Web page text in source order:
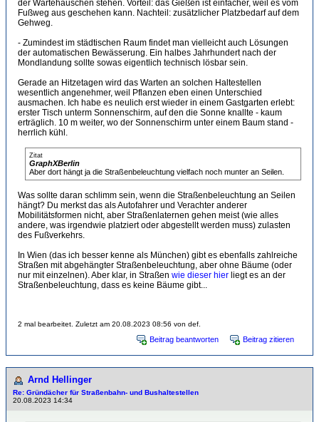
der Wartehäuschen stehen. Vorteil: das Gießen ist einfacher, weil es vom
Fußweg aus geschehen kann. Nachteil: zusätzlicher Platzbedarf auf dem
Gehweg.
- Zumindest im städtischen Raum findet man vielleicht auch Lösungen
der automatischen Bewässerung. Ein halbes Jahrhundert nach der
Mondlandung sollte sowas eigentlich technisch lösbar sein.
Gerade an Hitzetagen wird das Warten an solchen Haltestellen
wesentlich angenehmer, weil Pflanzen eben einen Unterschied
ausmachen. Ich habe es neulich erst wieder in einem Gastgarten erlebt:
erster Tisch unterm Sonnenschirm, auf den die Sonne knallte - kaum
erträglich. 10 m weiter, wo der Sonnenschirm unter einem Baum stand -
herrlich kühl.
Zitat
GraphXBerlin
Aber dort hängt ja die Straßenbeleuchtung vielfach noch munter an Seilen.
Was sollte daran schlimm sein, wenn die Straßenbeleuchtung an Seilen
hängt? Du merkst das als Autofahrer und Verachter anderer
Mobilitätsformen nicht, aber Straßenlaternen gehen meist (wie alles
andere, was irgendwie platziert oder abgestellt werden muss) zulasten
des Fußverkehrs.
In Wien (das ich besser kenne als München) gibt es ebenfalls zahlreiche
Straßen mit abgehängter Straßenbeleuchtung, aber ohne Bäume (oder
nur mit einzelnen). Aber klar, in Straßen wie dieser hier liegt es an der
Straßenbeleuchtung, dass es keine Bäume gibt...
2 mal bearbeitet. Zuletzt am 20.08.2023 08:56 von def.
Beitrag beantworten Beitrag zitieren
Arnd Hellinger
Re: Gründächer für Straßenbahn- und Bushaltestellen
20.08.2023 14:34